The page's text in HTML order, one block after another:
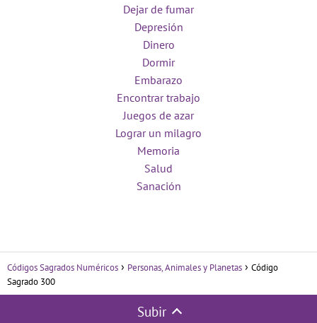
Dejar de fumar
Depresión
Dinero
Dormir
Embarazo
Encontrar trabajo
Juegos de azar
Lograr un milagro
Memoria
Salud
Sanación
Códigos Sagrados Numéricos Personas, Animales y Planetas
Código
Sagrado 300
Subir